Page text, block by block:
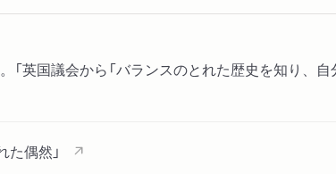
3 「奇蹟の一〇年間」──ディズレーリとグラッ
5 トーリ・デモクラシーとグラッドストン自由
1 政党の大衆化と世論の形成
英国議会から「バランスのとれた歴史を知り、自
偶然」